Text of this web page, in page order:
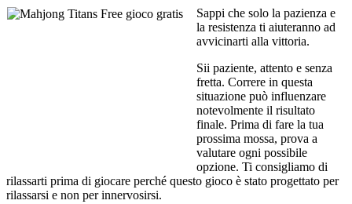
Sappi che solo la pazienza e
la resistenza ti aiuteranno ad
avvicinarti alla vittoria.
Sii paziente, attento e senza
fretta. Correre in questa
situazione può influenzare
notevolmente il risultato
finale. Prima di fare la tua
prossima mossa, prova a
valutare ogni possibile
opzione. Ti consigliamo di
rilassarti prima di giocare perché questo gioco è stato progettato per
rilassarsi e non per innervosirsi.